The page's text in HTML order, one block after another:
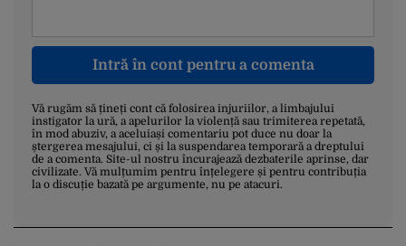
Intră în cont pentru a comenta
Vă rugăm să țineți cont că folosirea injuriilor, a limbajului
instigator la ură, a apelurilor la violență sau trimiterea repetată,
în mod abuziv, a aceluiași comentariu pot duce nu doar la
ștergerea mesajului, ci și la suspendarea temporară a dreptului
de a comenta. Site-ul nostru încurajează dezbaterile aprinse, dar
civilizate. Vă mulțumim pentru înțelegere și pentru contribuția
la o discuție bazată pe argumente, nu pe atacuri.